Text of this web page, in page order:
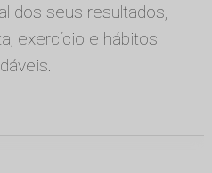
dos seus resultados,
exercício e hábitos